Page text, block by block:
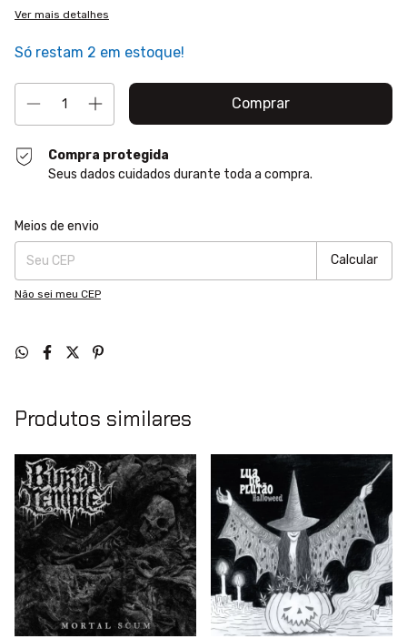
Ver mais detalhes
Só restam 2 em estoque!
Compra protegida
Seus dados cuidados durante toda a compra.
Entregas para o CEP:
Meios de envio
Calcular
Não sei meu CEP
Produtos similares